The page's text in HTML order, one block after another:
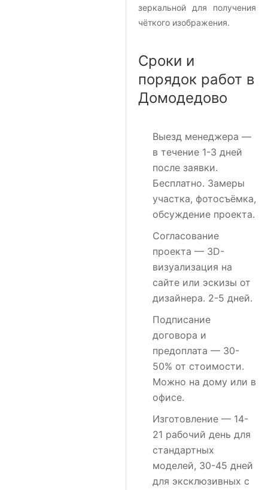
зеркальной для получения
чёткого изображения.
Сроки и
порядок работ в
Домодедово
Выезд менеджера —
в течение 1-3 дней
после заявки.
Бесплатно. Замеры
участка, фотосъёмка,
обсуждение проекта.
Согласование
проекта — 3D-
визуализация на
сайте или эскизы от
дизайнера. 2-5 дней.
Подписание
договора и
предоплата — 30-
50% от стоимости.
Можно на дому или в
офисе.
Изготовление — 14-
21 рабочий день для
стандартных
моделей, 30-45 дней
для эксклюзивных с